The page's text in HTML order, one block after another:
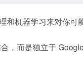
和机器学习来对你可
，而是独立于